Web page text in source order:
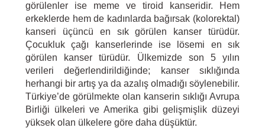
görülenler ise meme ve tiroid kanseridir. Hem
erkeklerde hem de kadınlarda bağırsak (kolorektal)
kanseri üçüncü en sık görülen kanser türüdür.
Çocukluk çağı kanserlerinde ise lösemi en sık
görülen kanser türüdür. Ülkemizde son 5 yılın
verileri değerlendirildiğinde; kanser sıklığında
herhangi bir artış ya da azalış olmadığı söylenebilir.
Türkiye’de görülmekte olan kanserin sıklığı Avrupa
Birliği ülkeleri ve Amerika gibi gelişmişlik düzeyi
yüksek olan ülkelere göre daha düşüktür.